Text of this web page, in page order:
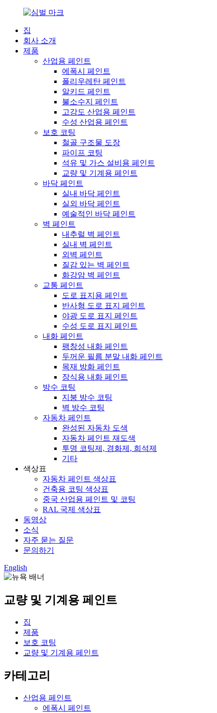
집
회사 소개
제품
산업용 페인트
에폭시 페인트
폴리우레탄 페인트
알키드 페인트
불소수지 페인트
고강도 산업용 페인트
수성 산업용 페인트
보호 코팅
철골 구조물 도장
파이프 코팅
석유 및 가스 설비용 페인트
교량 및 기계용 페인트
바닥 페인트
실내 바닥 페인트
실외 바닥 페인트
예술적인 바닥 페인트
벽 페인트
내추럴 벽 페인트
실내 벽 페인트
외벽 페인트
질감 있는 벽 페인트
화강암 벽 페인트
교통 페인트
도로 표지용 페인트
반사형 도로 표지 페인트
야광 도로 표지 페인트
수성 도로 표지 페인트
내화 페인트
팽창성 내화 페인트
두꺼운 필름 분말 내화 페인트
목재 방화 페인트
장식용 내화 페인트
방수 코팅
지붕 방수 코팅
벽 방수 코팅
자동차 페인트
완성된 자동차 도색
자동차 페인트 재도색
투명 코팅제, 경화제, 희석제
기타
색상표
자동차 페인트 색상표
건축용 코팅 색상표
중국 산업용 페인트 및 코팅
RAL 국제 색상표
동영상
소식
자주 묻는 질문
문의하기
English
교량 및 기계용 페인트
집
제품
보호 코팅
교량 및 기계용 페인트
카테고리
산업용 페인트
에폭시 페인트